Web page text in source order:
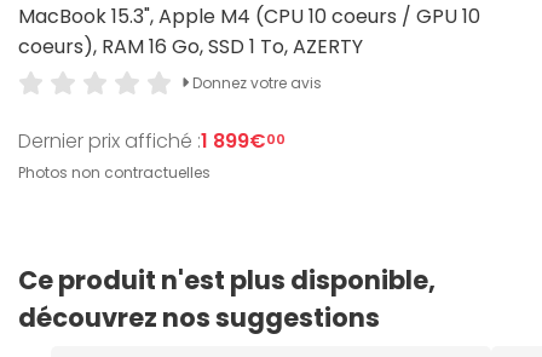
MacBook 15.3", Apple M4 (CPU 10 coeurs / GPU 10
coeurs), RAM 16 Go, SSD 1 To, AZERTY
Donnez votre avis
Dernier prix affiché :1 899€00
Photos non contractuelles
Ce produit n'est plus disponible,
découvrez nos suggestions